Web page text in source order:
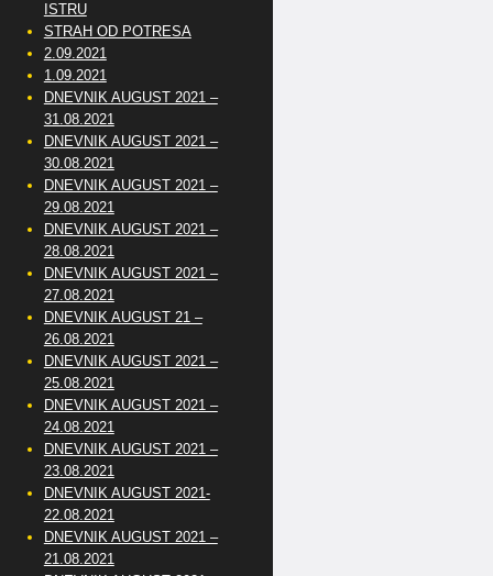
ISTRU
STRAH OD POTRESA
2.09.2021
1.09.2021
DNEVNIK AUGUST 2021 –
31.08.2021
DNEVNIK AUGUST 2021 –
30.08.2021
DNEVNIK AUGUST 2021 –
29.08.2021
DNEVNIK AUGUST 2021 –
28.08.2021
DNEVNIK AUGUST 2021 –
27.08.2021
DNEVNIK AUGUST 21 –
26.08.2021
DNEVNIK AUGUST 2021 –
25.08.2021
DNEVNIK AUGUST 2021 –
24.08.2021
DNEVNIK AUGUST 2021 –
23.08.2021
DNEVNIK AUGUST 2021-
22.08.2021
DNEVNIK AUGUST 2021 –
21.08.2021